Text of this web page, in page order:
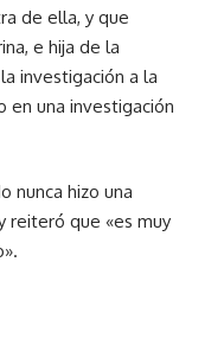
de ella, y que
e hija de la
investigación a la
en una investigación
nunca hizo una
reiteró que «es muy